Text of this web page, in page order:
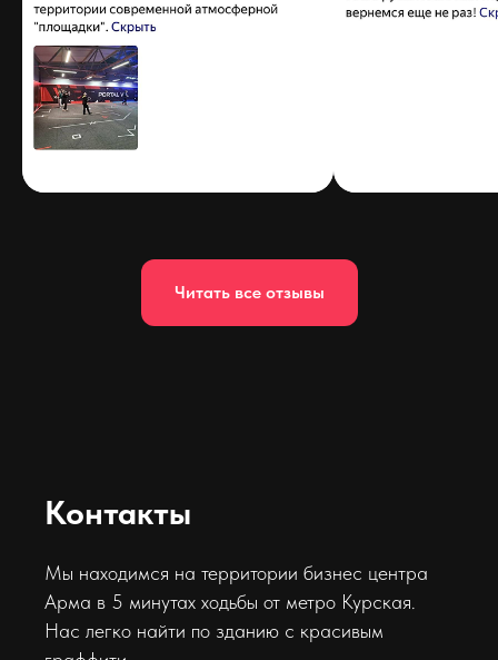
Читать все отзывы
Контакты
Мы находимся на территории бизнес центра
Арма в 5 минутах ходьбы от метро Курская.
Нас легко найти по зданию с красивым